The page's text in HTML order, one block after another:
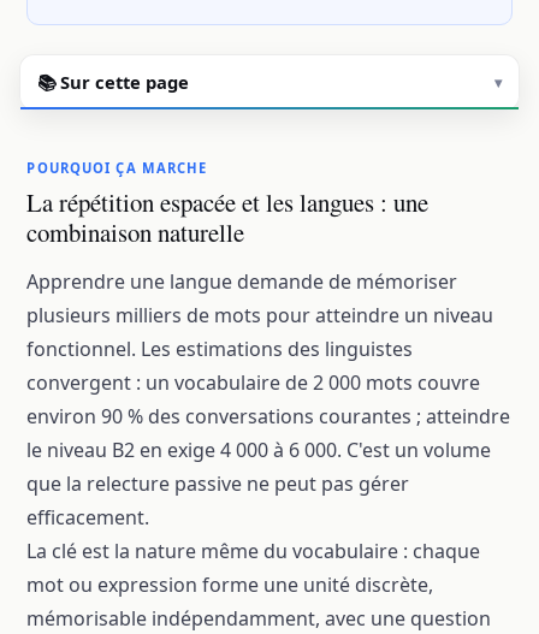
📚 Sur cette page ▾
POURQUOI ÇA MARCHE
La répétition espacée et les langues : une
combinaison naturelle
Apprendre une langue demande de mémoriser
plusieurs milliers de mots pour atteindre un niveau
fonctionnel. Les estimations des linguistes
convergent : un vocabulaire de 2 000 mots couvre
environ 90 % des conversations courantes ; atteindre
le niveau B2 en exige 4 000 à 6 000. C'est un volume
que la relecture passive ne peut pas gérer
efficacement.
La clé est la nature même du vocabulaire : chaque
mot ou expression forme une unité discrète,
mémorisable indépendamment, avec une question